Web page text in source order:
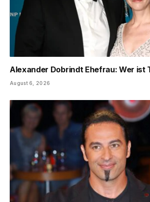
Alexander Dobrindt Ehefrau: Wer ist
August 6, 2026